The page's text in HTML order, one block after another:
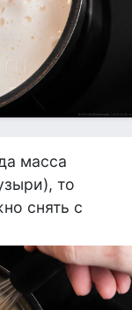
масса
то
снять с